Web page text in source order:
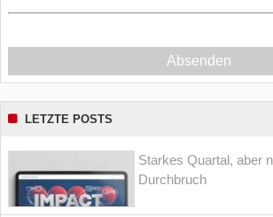
Absenden
LETZTE POSTS
Starkes Quartal, aber
Durchbruch